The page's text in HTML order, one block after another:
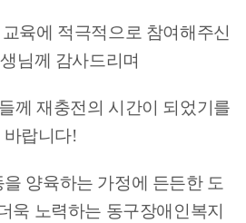
육에 적극적으로 참여해주신
님께 감사드리며
께 재충전의 시간이 되었기를
바랍니다!
양육하는 가정에 든든한 도
욱 노력하는 동구장애인복지